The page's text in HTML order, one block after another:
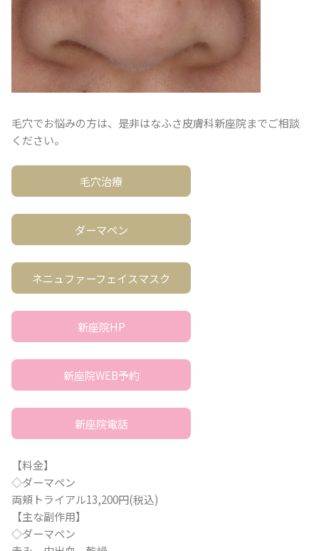
毛穴でお悩みの方は、是非はなふさ皮膚科新座院までご相談
ください。
毛穴治療
ダーマペン
ネニュファーフェイスマスク
新座院HP
新座院WEB予約
新座院電話
【料金】
◇ダーマペン
両頬トライアル13,200円(税込)
【主な副作用】
◇ダーマペン